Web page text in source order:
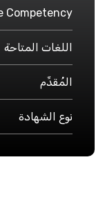
Competency
اللغات المتاحة
المُقدِّم
نوع الشهادة